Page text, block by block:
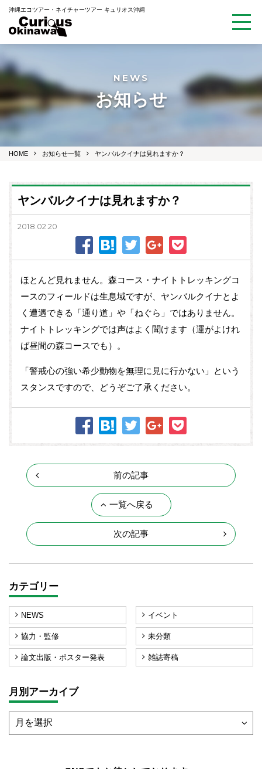
沖縄エコツアー・ネイチャーツアー キュリオス沖縄
NEWS
お知らせ
HOME お知らせ一覧 ヤンバルクイナは見れますか？
ヤンバルクイナは見れますか？
2018.02.20
ほとんど見れません。森コース・ナイトトレッキングコ
ースのフィールドは生息域ですが、ヤンバルクイナとよ
く遭遇できる「通り道」や「ねぐら」ではありません。
ナイトトレッキングでは声はよく聞けます（運がよけれ
ば昼間の森コースでも）。
「警戒心の強い希少動物を無理に見に行かない」という
スタンスですので、どうぞご了承ください。
前の記事
一覧へ戻る
次の記事
カテゴリー
NEWS イベント
協力・監修 未分類
論文出版・ポスター発表 雑誌寄稿
月別アーカイブ